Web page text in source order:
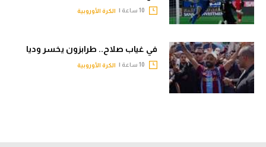
الكرة الأوروبية
في غياب صلاح.. طرابزون يخسر وديا
الكرة الأوروبية